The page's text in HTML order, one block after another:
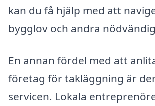
kan du få hjälp med att
bygglov och andra
En annan fördel med att
företag för takläggning är
servicen. Lokala